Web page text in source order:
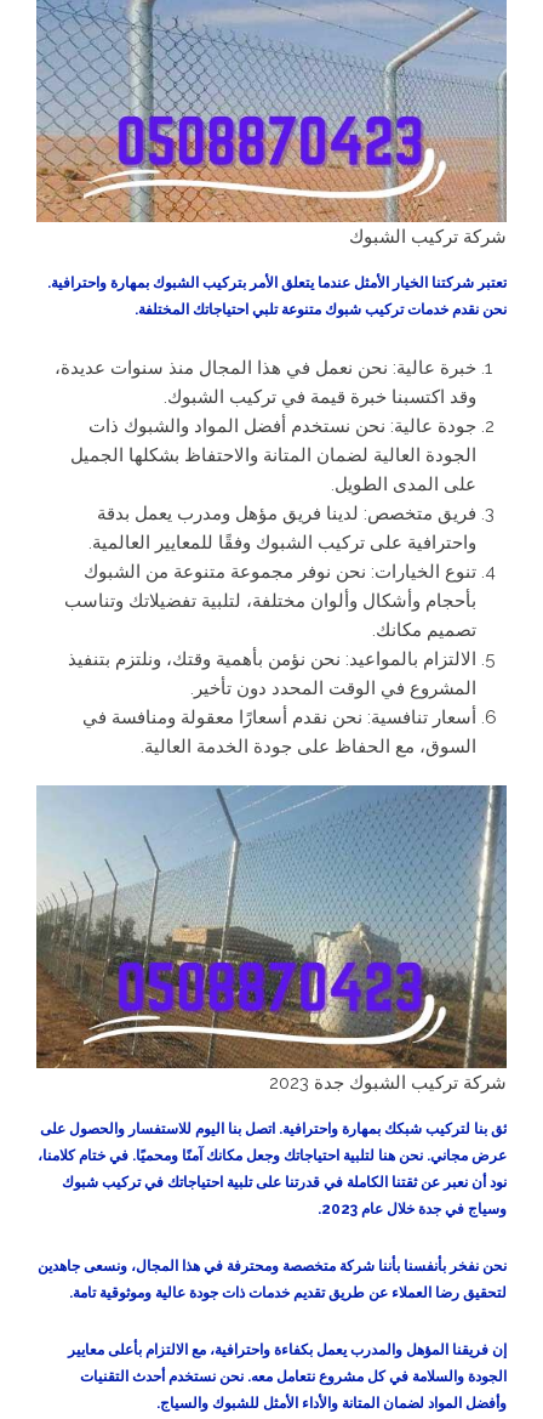
شركة تركيب الشبوك
تعتبر شركتنا الخيار الأمثل عندما يتعلق الأمر بتركيب الشبوك بمهارة واحترافية.
نحن نقدم خدمات تركيب شبوك متنوعة تلبي احتياجاتك المختلفة.
خبرة عالية: نحن نعمل في هذا المجال منذ سنوات عديدة،
وقد اكتسبنا خبرة قيمة في تركيب الشبوك.
جودة عالية: نحن نستخدم أفضل المواد والشبوك ذات
الجودة العالية لضمان المتانة والاحتفاظ بشكلها الجميل
على المدى الطويل.
فريق متخصص: لدينا فريق مؤهل ومدرب يعمل بدقة
واحترافية على تركيب الشبوك وفقًا للمعايير العالمية.
تنوع الخيارات: نحن نوفر مجموعة متنوعة من الشبوك
بأحجام وأشكال وألوان مختلفة، لتلبية تفضيلاتك وتناسب
تصميم مكانك.
الالتزام بالمواعيد: نحن نؤمن بأهمية وقتك، ونلتزم بتنفيذ
المشروع في الوقت المحدد دون تأخير.
أسعار تنافسية: نحن نقدم أسعارًا معقولة ومنافسة في
السوق، مع الحفاظ على جودة الخدمة العالية.
شركة تركيب الشبوك جدة 2023
ثق بنا لتركيب شبكك بمهارة واحترافية. اتصل بنا اليوم للاستفسار والحصول على
عرض مجاني. نحن هنا لتلبية احتياجاتك وجعل مكانك آمنًا ومحميًا. في ختام كلامنا،
نود أن نعبر عن ثقتنا الكاملة في قدرتنا على تلبية احتياجاتك في تركيب شبوك
وسياج في جدة خلال عام 2023.
نحن نفخر بأنفسنا بأننا شركة متخصصة ومحترفة في هذا المجال، ونسعى جاهدين
لتحقيق رضا العملاء عن طريق تقديم خدمات ذات جودة عالية وموثوقية تامة.
إن فريقنا المؤهل والمدرب يعمل بكفاءة واحترافية، مع الالتزام بأعلى معايير
الجودة والسلامة في كل مشروع نتعامل معه. نحن نستخدم أحدث التقنيات
وأفضل المواد لضمان المتانة والأداء الأمثل للشبوك والسياج.